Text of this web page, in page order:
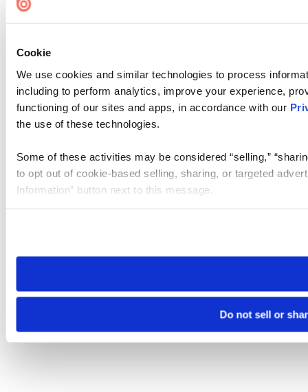
Cookie
We use cookies and similar technologies to process
including to perform analytics, improve your experience,
functioning of our sites and apps, in accordance with our
the use of these technologies.
Some of these activities may be considered “selling,”
to opt out of cookie-based selling, sharing, or targeted
Information” button next to this message.
need to be set again.
Do not sell or